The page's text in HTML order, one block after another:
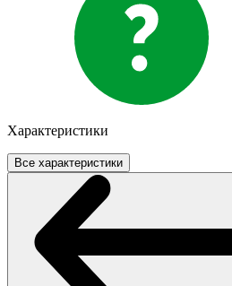
Характеристики
Все характеристики